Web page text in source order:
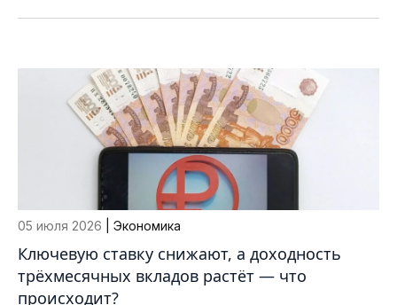
05 июля 2026 | Экономика
Ключевую ставку снижают, а доходность
трёхмесячных вкладов растёт — что
происходит?